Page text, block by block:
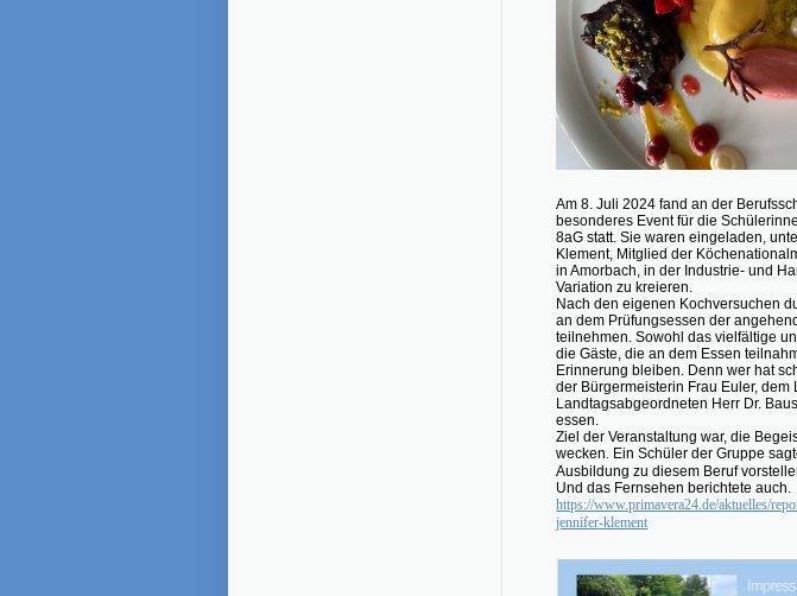
Am 8. Juli 2024 fand an der
besonderes Event für die
8aG statt. Sie waren eingeladen,
Klement, Mitglied der
in Amorbach, in der Industrie- und
Variation zu kreieren.
Nach den eigenen Kochversuchen
an dem Prüfungsessen der
teilnehmen. Sowohl das vielfältige
die Gäste, die an dem Essen
Erinnerung bleiben. Denn wer hat
der Bürgermeisterin Frau Euler, dem
Landtagsabgeordneten Herr Dr.
essen.
Ziel der Veranstaltung war, die
wecken Ein Schüler der Gruppe
Ausbildung zu diesem Beruf
Und das Fernsehen berichtete auch.
https://www.primavera24.de/aktuelles/
jennifer-klement